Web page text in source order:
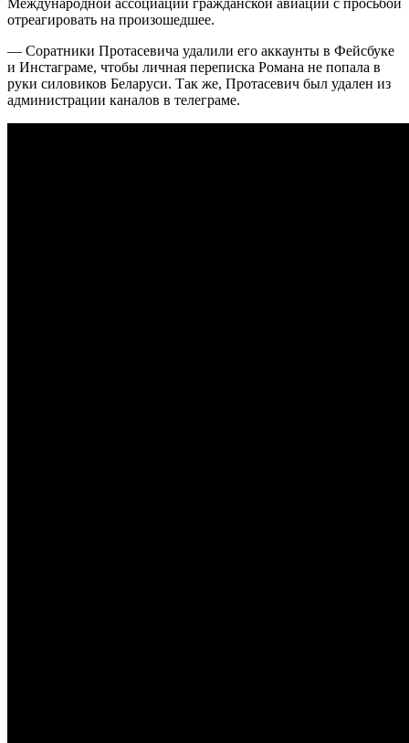
отреагировать на произошедшее.
— Соратники Протасевича удалили его аккаунты в Фейсбуке
и Инстаграме, чтобы личная переписка Романа не попала в
руки силовиков Беларуси. Так же, Протасевич был удален из
администрации каналов в телеграме.